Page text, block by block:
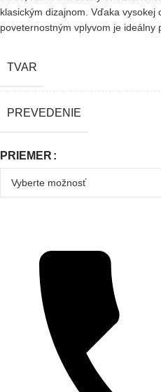
klasickým dizajnom. Vďaka vysokej
poveternostným vplyvom je ideálny
TVAR
PREVEDENIE
PRIEMER